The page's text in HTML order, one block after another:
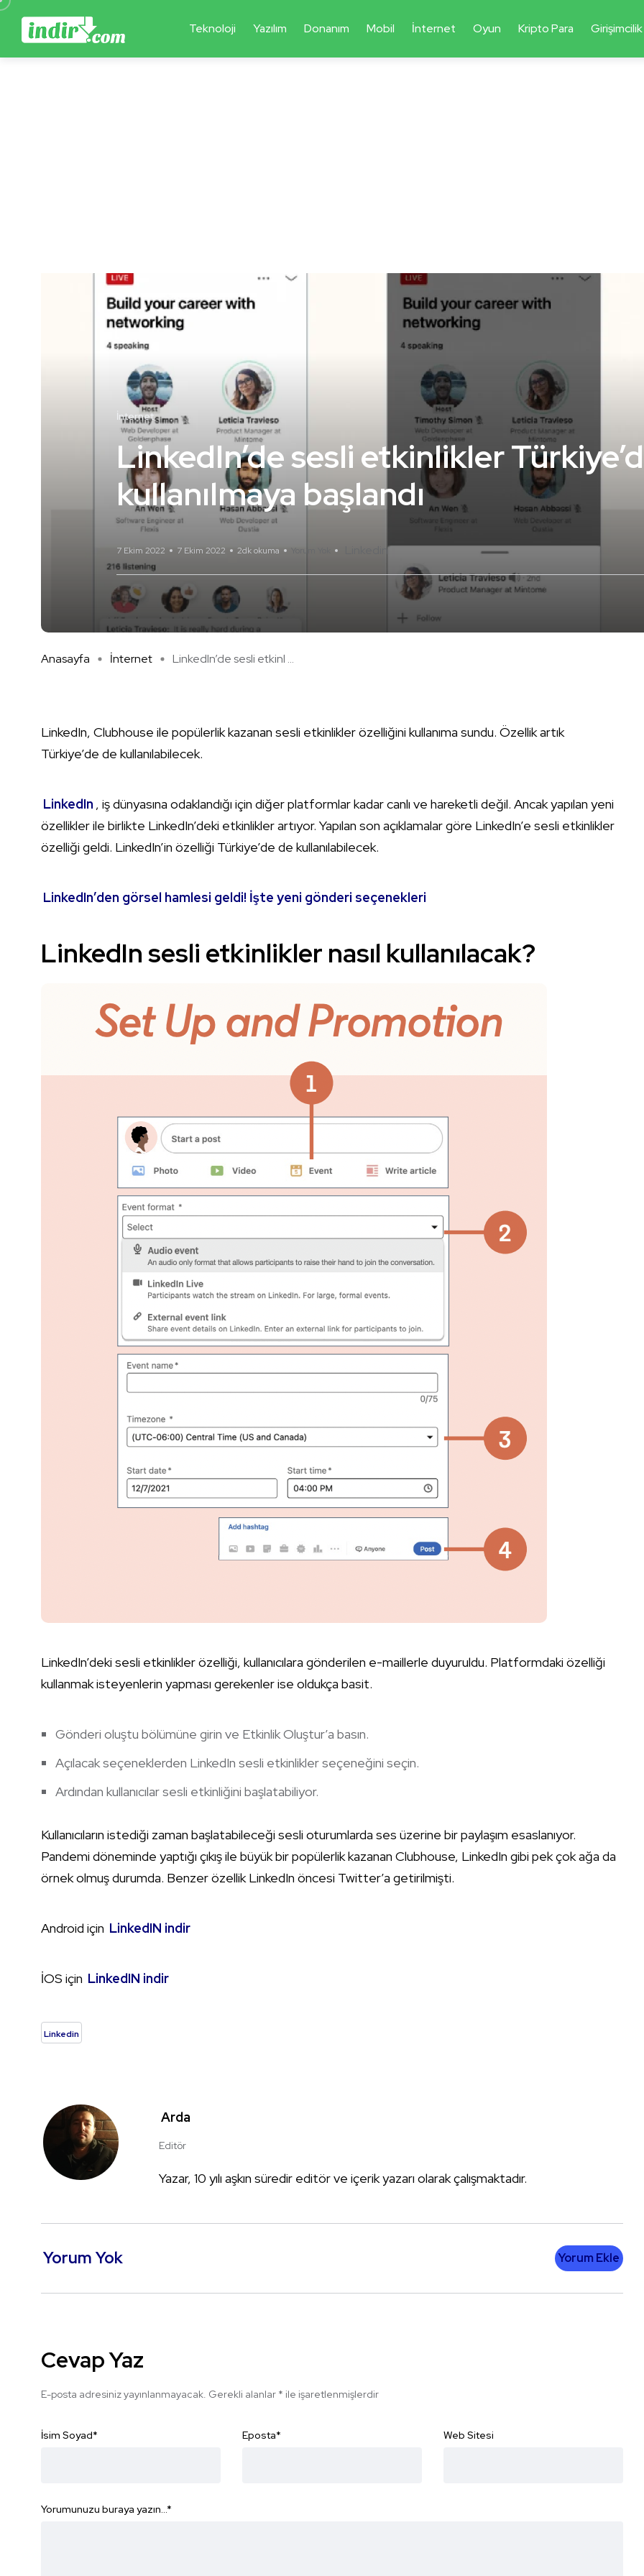
Teknoloji Yazılım Donanım Mobil İnternet Oyun Kripto Para Girişimcilik
İnternet
LinkedIn’de sesli etkinlikler
kullanılmaya başlandı
7 Ekim 2022 7 Ekim 2022 2dk okuma Yorum Yok Linkedin
Anasayfa İnternet LinkedIn’de sesli etkinl ...
LinkedIn, Clubhouse ile popülerlik kazanan sesli etkinlikler özelliğini kullanıma sundu. Özellik artık
Türkiye’de de kullanılabilecek.
LinkedIn , iş dünyasına odaklandığı için diğer platformlar kadar canlı ve hareketli değil. Ancak yapılan yeni
özellikler ile birlikte LinkedIn’deki etkinlikler artıyor. Yapılan son açıklamalar göre LinkedIn’e sesli etkinlikler
özelliği geldi. LinkedIn’in özelliği Türkiye’de de kullanılabilecek.
LinkedIn’den görsel hamlesi geldi! İşte yeni gönderi seçenekleri
LinkedIn sesli etkinlikler nasıl kullanılacak?
LinkedIn’deki sesli etkinlikler özelliği, kullanıcılara gönderilen e-maillerle duyuruldu. Platformdaki özelliği
kullanmak isteyenlerin yapması gerekenler ise oldukça basit.
Gönderi oluştu bölümüne girin ve Etkinlik Oluştur’a basın.
Açılacak seçeneklerden LinkedIn sesli etkinlikler seçeneğini seçin.
Ardından kullanıcılar sesli etkinliğini başlatabiliyor.
Kullanıcıların istediği zaman başlatabileceği sesli oturumlarda ses üzerine bir paylaşım esaslanıyor.
Pandemi döneminde yaptığı çıkış ile büyük bir popülerlik kazanan Clubhouse, LinkedIn gibi pek çok ağa da
örnek olmuş durumda. Benzer özellik LinkedIn öncesi Twitter’a getirilmişti.
Android için LinkedIN indir
İOS için LinkedIN indir
Linkedin
Arda
Editör
Yazar, 10 yılı aşkın süredir editör ve içerik yazarı olarak çalışmaktadır.
Yorum Yok Yorum Ekle
Cevap Yaz
E-posta adresiniz yayınlanmayacak. Gerekli alanlar * ile işaretlenmişlerdir
İsim Soyad* Eposta* Web Sitesi
Yorumunuzu buraya yazın...*